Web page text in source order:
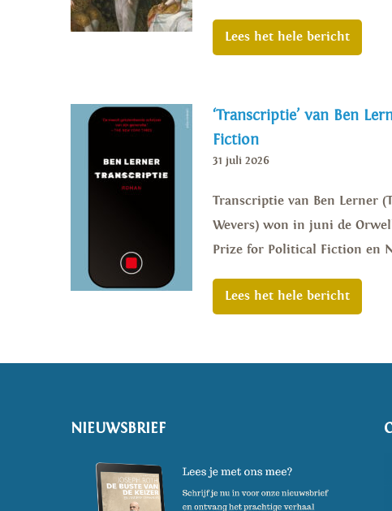
Lees het hele bericht
‘Transcriptie’ van Ben
Fiction
31 juli 2026
Transcriptie van Ben Lerner
Wevers) won in juni de
Prize for Political Fiction en
Lees het hele bericht
NIEUWSBRIEF